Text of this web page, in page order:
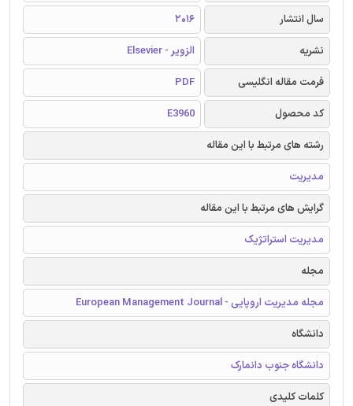
سال انتشار
2016
نشریه
الزویر - Elsevier
فرمت مقاله انگلیسی
PDF
کد محصول
E3960
رشته های مرتبط با این مقاله
مدیریت
گرایش های مرتبط با این مقاله
مدیریت استراتژیک
مجله
مجله مدیریت اروپایی - European Management Journal
دانشگاه
دانشگاه جنوب دانمارک
کلمات کلیدی